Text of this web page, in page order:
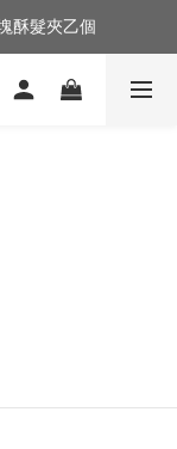
酥髮夾乙個